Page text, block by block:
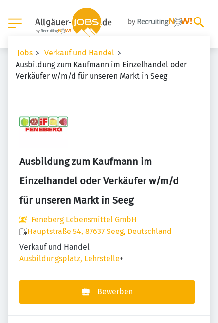
Jobs
Verkauf und Handel
Ausbildung zum Kaufmann im Einzelhandel oder
Verkäufer w/m/d für unseren Markt in Seeg
Ausbildung zum Kaufmann im
Einzelhandel oder Verkäufer w/m/d
für unseren Markt in Seeg
Feneberg Lebensmittel GmbH
Hauptstraße 54, 87637 Seeg, Deutschland
Verkauf und Handel
Ausbildungsplatz, Lehrstelle+
Bewerben